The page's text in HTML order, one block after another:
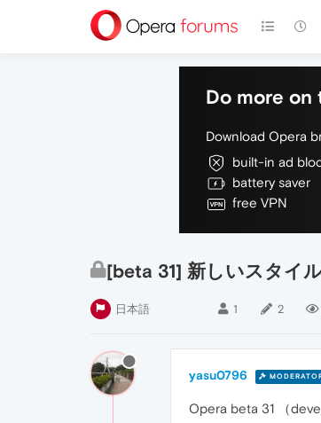
Do more on
Download Opera
built-in ad
battery saver
free VPN
[beta 31] 新しいスタイ
日本語 1 2
yasu0796
Opera beta 31 （